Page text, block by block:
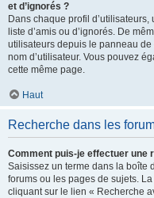
et d’ignorés ?
Dans chaque profil
liste d’amis ou d’ignorés. De
utilisateurs depuis le panneau
nom d’utilisateur. Vous pouvez
cette même page.
Haut
Recherche dans les
Comment puis-je effectuer une
Saisissez un terme dans la boîte
forums ou les pages de sujets.
cliquant sur le lien « Recherche